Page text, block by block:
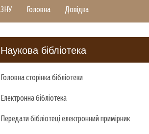
ЗНУ Головна Довідка
Наукова бібліотека
Головна сторінка бібліотеки
Електронна бібліотека
Передати бібліотеці електронний примірник